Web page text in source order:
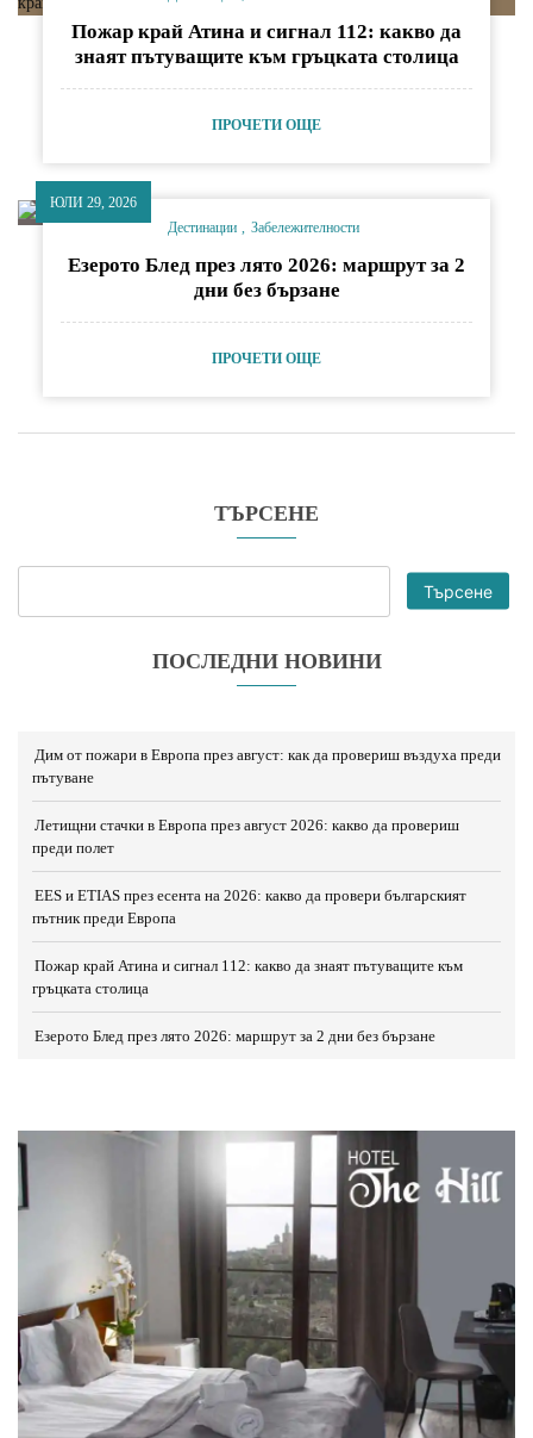
ТЪРСЕНЕ
Търсене
ПОСЛЕДНИ НОВИНИ
Дим от пожари в Европа през август: как да провериш въздуха преди
пътуване
Летищни стачки в Европа през август 2026: какво да провериш
преди полет
EES и ETIAS през есента на 2026: какво да провери българският
пътник преди Европа
Пожар край Атина и сигнал 112: какво да знаят пътуващите към
гръцката столица
Езерото Блед през лято 2026: маршрут за 2 дни без бързане
Пожар край Атина и сигнал 112: какво да
знаят пътуващите към гръцката столица
ПРОЧЕТИ ОЩЕ
ЮЛИ 29, 2026
Дестинации
Забележителности
Езерото Блед през лято 2026: маршрут за 2
дни без бързане
ПРОЧЕТИ ОЩЕ